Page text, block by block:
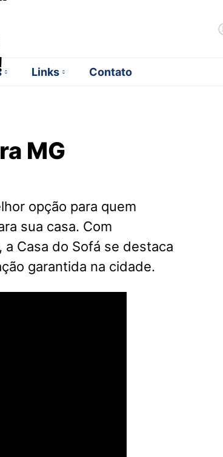
Links Contato
MG
opção para quem
sua casa. Com
Casa do Sofá se destaca
garantida na cidade.